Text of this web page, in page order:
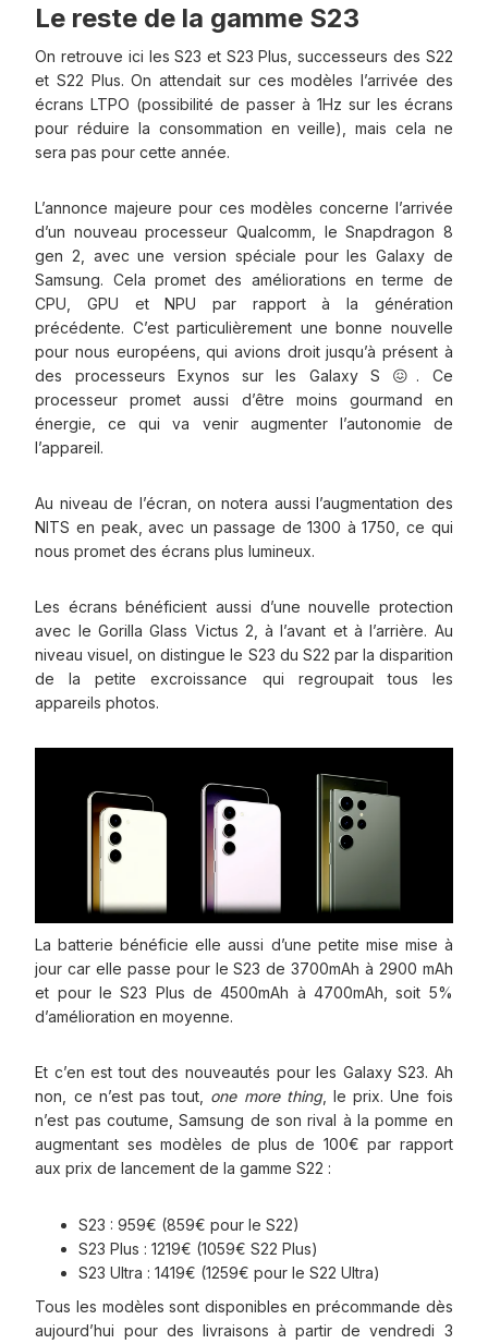
Le reste de la gamme S23
On retrouve ici les S23 et S23 Plus, successeurs des S22
et S22 Plus. On attendait sur ces modèles l’arrivée des
écrans LTPO (possibilité de passer à 1Hz sur les écrans
pour réduire la consommation en veille), mais cela ne
sera pas pour cette année.
L’annonce majeure pour ces modèles concerne l’arrivée
d’un nouveau processeur Qualcomm, le Snapdragon 8
gen 2, avec une version spéciale pour les Galaxy de
Samsung. Cela promet des améliorations en terme de
CPU, GPU et NPU par rapport à la génération
précédente. C’est particulièrement une bonne nouvelle
pour nous européens, qui avions droit jusqu’à présent à
des processeurs Exynos sur les Galaxy S 😖. Ce
processeur promet aussi d’être moins gourmand en
énergie, ce qui va venir augmenter l’autonomie de
l’appareil.
Au niveau de l’écran, on notera aussi l’augmentation des
NITS en peak, avec un passage de 1300 à 1750, ce qui
nous promet des écrans plus lumineux.
Les écrans bénéficient aussi d’une nouvelle protection
avec le Gorilla Glass Victus 2, à l’avant et à l’arrière. Au
niveau visuel, on distingue le S23 du S22 par la disparition
de la petite excroissance qui regroupait tous les
appareils photos.
La batterie bénéficie elle aussi d’une petite mise mise à
jour car elle passe pour le S23 de 3700mAh à 2900 mAh
et pour le S23 Plus de 4500mAh à 4700mAh, soit 5%
d’amélioration en moyenne.
Et c’en est tout des nouveautés pour les Galaxy S23. Ah
non, ce n’est pas tout, one more thing, le prix. Une fois
n’est pas coutume, Samsung de son rival à la pomme en
augmentant ses modèles de plus de 100€ par rapport
aux prix de lancement de la gamme S22 :
S23 : 959€ (859€ pour le S22)
S23 Plus : 1219€ (1059€ S22 Plus)
S23 Ultra : 1419€ (1259€ pour le S22 Ultra)
Tous les modèles sont disponibles en précommande dès
aujourd’hui pour des livraisons à partir de vendredi 3